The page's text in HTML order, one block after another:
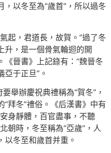
以冬至為“歲首”，所以過冬
起，君道長，故賀。”過了冬
升，是一個骨氣輪迴的開
晉書》上記錄有：“魏晉冬
于正旦”。
舉辦慶祝典禮稱為“賀冬”，
拜冬”禮俗。《后漢書》中有
身靜體，百官盡事，不聽
朝時，冬至稱為“亞歲”，人
以冬至和歲首并重。